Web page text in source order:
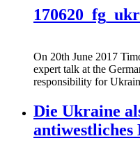
On 20th June 2017
expert talk at the
responsibility for
Die Ukraine
antiwestliches